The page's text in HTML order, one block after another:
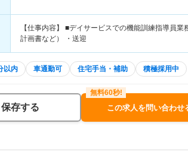
【仕事内容】 ■デイサービスでの機能訓練指導員
計画書など） ・送迎
以内 車通勤可 住宅手当・補助 積極採用中
保存する この求人を問い合わせ